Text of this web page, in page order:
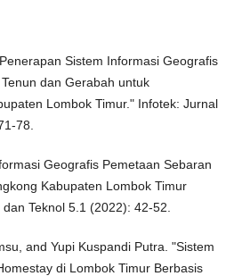
Sistem Informasi Geografis
dan Gerabah untuk
Lombok Timur." Infotek: Jurnal
78.
Geografis Pemetaan Sebaran
Kabupaten Lombok Timur
Teknol 5.1 (2022): 42-52.
and Yupi Kuspandi Putra. "Sistem
di Lombok Timur Berbasis